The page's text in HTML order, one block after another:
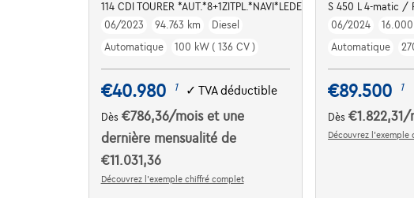
114 CDI TOURER *AUT.*8+1ZITPL.*NAVI*LEDER*BLUETOOTH
06/2023
94.763 km
Diesel
Automatique
100 kW ( 136 CV )
€40.980 1 ✓ TVA déductible
Dès €786,36/mois et une
dernière mensualité de
€11.031,36
Découvrez l’exemple chiffré complet
S 450 L 4-matic /
06/2024
Automatique
€89.500 1
Dès€1.822,31 /
Découvrez